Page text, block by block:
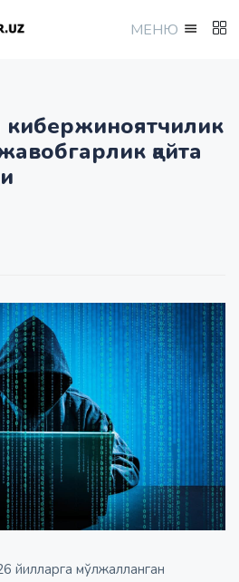
МEНЮ
кибержиноятчилик
қайта
йилларга мўлжалланган